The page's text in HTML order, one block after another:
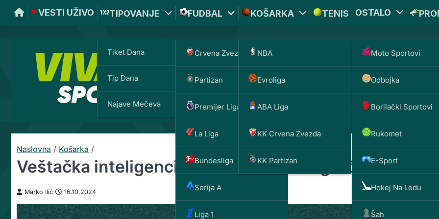
VESTI UŽIVO TIPOVANJE
Tiket Dana
Tip Dana
Najave Mečeva
FUDBAL
Crvena Zvezda
Partizan
Premijer Liga
La Liga
Bundesliga
Serija A
Liga 1
KOŠARKA
NBA
Evroliga
ABA Liga
KK Crvena Zvezda
KK Partizan
TENIS OSTALO
Moto Sportovi
Odbojka
Borilački Sportovi
Rukomet
E-Sport
Hokej Na Ledu
Šah
VIVATBET UPLATI DEPOZIT
200 RSD DOBIJAŠ
1000
*PROMOKOD:
Naslovna / Košarka /
Veštačka inteligencija u košarci: Novi igrač na terenu
Marko Ilić 16.10.2024